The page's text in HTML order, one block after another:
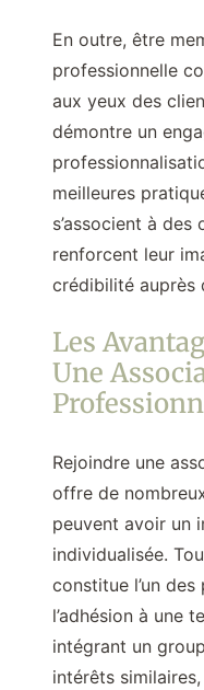
En outre, être
professionnelle
aux yeux des
démontre un
meilleures
s’associent à
renforcent leur
crédibilité auprès
Les
Une
Rejoindre une
offre de
peuvent avoir un
individualisée.
constitue l’un
l’adhésion à une
intégrant un
intérêts